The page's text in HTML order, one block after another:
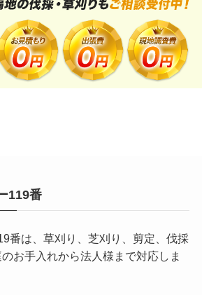
119番
番は、草刈り、芝刈り、剪定、伐採
お手入れから法人様まで対応しま